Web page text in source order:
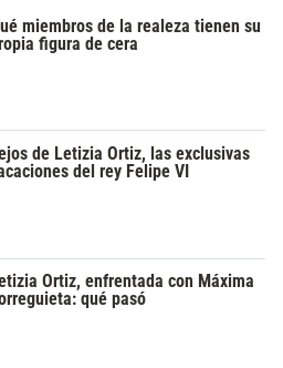
miembros de la realeza tienen su
figura de cera
de Letizia Ortiz, las exclusivas
del rey Felipe VI
Ortiz, enfrentada con Máxima
qué pasó